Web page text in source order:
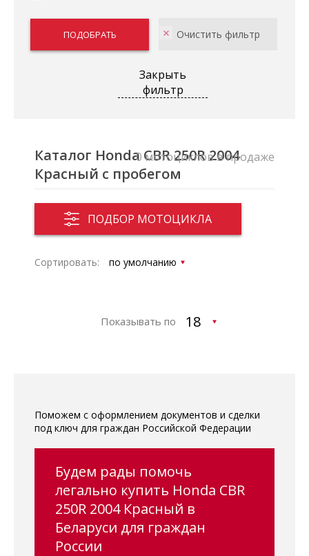
Закрыть
фильтр
Каталог Honda CBR 250R 2004
Красный с пробегом
ПОДБОР МОТОЦИКЛА
0 мотоциклов в продаже
Сортировать:
Показывать по
Поможем с оформлением документов и сделки
под ключ для граждан Российской Федерации
Будем рады помочь
легально купить Honda CBR
250R 2004 Красный в
Беларуси для граждан
России